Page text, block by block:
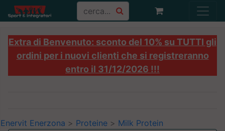
Extra di Benvenuto: sconto del 10% su TUTTI gli
ordini per i nuovi clienti che si registreranno
entro il 31/12/2026 !!!
Enervit Enerzona > Proteine > Milk Protein